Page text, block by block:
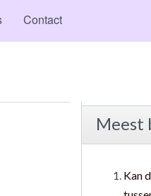
Contact
Meest
Kan